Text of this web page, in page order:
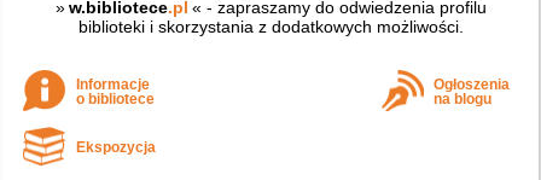
» w.bibliotece.pl « - zapraszamy do odwiedzenia profilu
biblioteki i skorzystania z dodatkowych możliwości.
Informacje
o bibliotece
Ogłoszenia
na blogu
Ekspozycja